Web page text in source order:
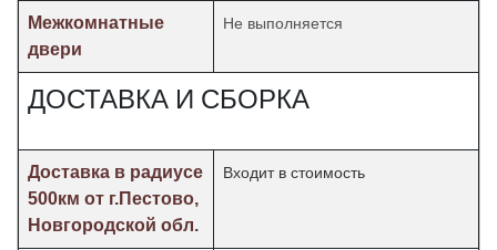
Межкомнатные
двери
Не выполняется
ДОСТАВКА И СБОРКА
Доставка в радиусе
500км от г.Пестово,
Новгородской обл.
Входит в стоимость